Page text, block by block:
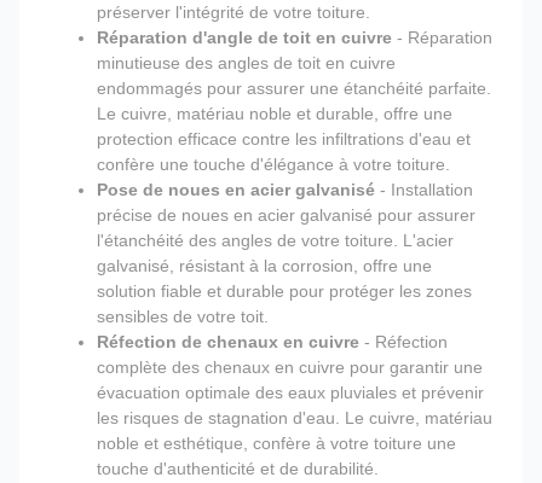
préserver l'intégrité de votre toiture.
Réparation d'angle de toit en cuivre - Réparation
minutieuse des angles de toit en cuivre
endommagés pour assurer une étanchéité parfaite.
Le cuivre, matériau noble et durable, offre une
protection efficace contre les infiltrations d'eau et
confère une touche d'élégance à votre toiture.
Pose de noues en acier galvanisé - Installation
précise de noues en acier galvanisé pour assurer
l'étanchéité des angles de votre toiture. L'acier
galvanisé, résistant à la corrosion, offre une
solution fiable et durable pour protéger les zones
sensibles de votre toit.
Réfection de chenaux en cuivre - Réfection
complète des chenaux en cuivre pour garantir une
évacuation optimale des eaux pluviales et prévenir
les risques de stagnation d'eau. Le cuivre, matériau
noble et esthétique, confère à votre toiture une
touche d'authenticité et de durabilité.